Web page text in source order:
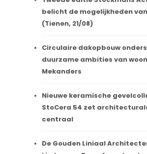
belicht de mogelijkheden
(Tienen, 21/08)
Circulaire dakopbouw
duurzame ambities van
Mekanders
Nieuwe keramische
StoCera 54 zet
centraal
De Gouden Liniaal